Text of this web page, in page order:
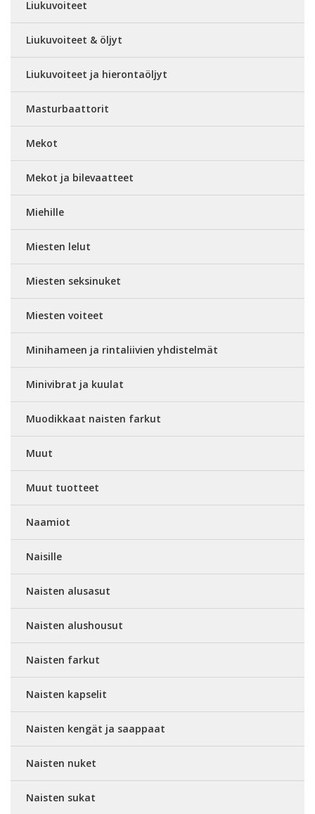
Liukuvoiteet
Liukuvoiteet & öljyt
Liukuvoiteet ja hierontaöljyt
Masturbaattorit
Mekot
Mekot ja bilevaatteet
Miehille
Miesten lelut
Miesten seksinuket
Miesten voiteet
Minihameen ja rintaliivien yhdistelmät
Minivibrat ja kuulat
Muodikkaat naisten farkut
Muut
Muut tuotteet
Naamiot
Naisille
Naisten alusasut
Naisten alushousut
Naisten farkut
Naisten kapselit
Naisten kengät ja saappaat
Naisten nuket
Naisten sukat